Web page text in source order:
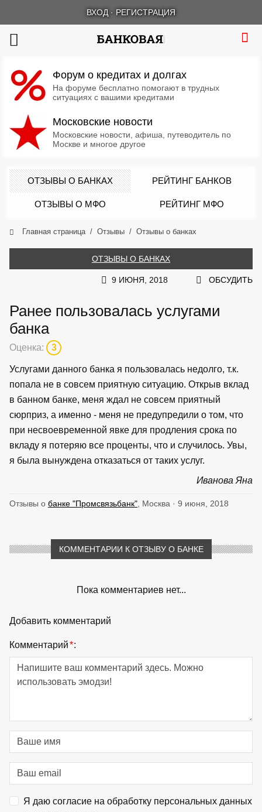
ВХОД · РЕГИСТРАЦИЯ
Форум о кредитах и долгах
На форуме бесплатно помогают в трудных
ситуациях с вашими кредитами
Московские новости
Московские новости, афиша, путеводитель по
Москве и многое другое
ОТЗЫВЫ О БАНКАХ РЕЙТИНГ БАНКОВ
ОТЗЫВЫ О МФО РЕЙТИНГ МФО
Главная страница Отзывы Отзывы о банках
ОТЗЫВЫ О БАНКАХ
9 ИЮНЯ, 2018 ОБСУДИТЬ
Ранее пользовалась услугами
банка
Оценка: 3
Услугами данного банка я пользовалась недолго, т.к.
попала не в совсем приятную ситуацию. Открыв вклад
в банном банке, меня ждал не совсем приятный
сюрприз, а именно - меня не предупредили о том, что
при несвоевременной явке для продления срока по
вкладу я потеряю все проценты, что и случилось. Увы,
я была вынуждена отказаться от таких услуг.
Иванова Яна
Отзывы о банке "Промсвязьбанк" , Москва · 9 июня, 2018
КОММЕНТАРИИ К ОТЗЫВУ О БАНКЕ
Пока комментариев нет...
Добавить комментарий
Комментарий*:
Я даю согласие на обработку персональных данных